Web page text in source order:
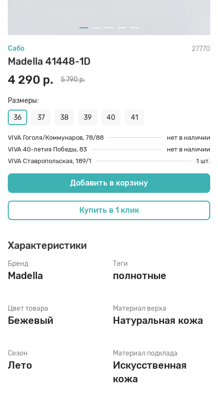
Сабо 27770
Madella 41448-1D
4 290 р. 5 790 р.
Размеры:
36 37 38 39 40 41
VIVA Гоголя/Коммунаров, 78/88
нет в наличии
VIVA 40-летия Победы, 83
нет в наличии
VIVA Ставропольская, 189/1
1 шт.
Добавить в корзину
Купить в 1 клик
Характеристики
Бренд
Madella
Цвет товара
Бежевый
Сезон
Лето
Теги
полнотные
Материал верха
Натуральная кожа
Материал подклада
Искусственная
кожа
8 den
Полустельки
Пропитка
Пяткоудерживатели
Растяжитель и Очиститель
Салфетки
Стельки
Щетки